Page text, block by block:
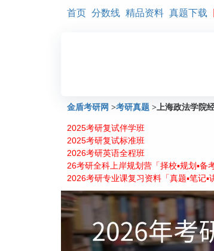
首页 分数线 精品资料 真题下载
金盾考研网 >考研真题 >上海政法学院
2025考研复试伴学班
2025考研复试标准班
2026考研英语全程班
26考研全科上岸规划营「择校▪规划▪备考
2026考研专业课复习资料「真题▪笔记▪